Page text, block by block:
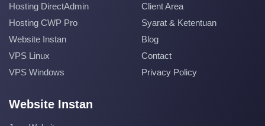
Hosting DirectAdmin
Hosting CWP Pro
Website Instan
VPS Linux
VPS Windows
Client Area
Syarat & Ketentuan
Blog
Contact
Privacy Policy
Website Instan